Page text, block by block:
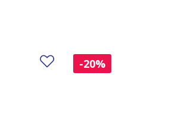
Добави в любими
-20%